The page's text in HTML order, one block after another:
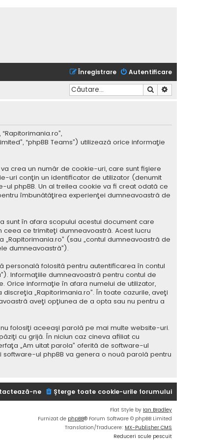
Autentificare
Înregistrare
Căutare
“phpBB Teams”) utilizează orice informaţie
crea un număr de cookie-uri, care sunt fişiere
uri conţin un identificator de utilizator (denumit
ul phpBB. Un al treilea cookie va fi creat odată ce
îmbunătăţirea experienţei dumneavoastră de
sunt în afara scopului acestui document care
ce trimiteţi dumneavoastră. Acest lucru
(sau „contul dumneavoastră de
dumneavoastră”).
personală folosită pentru autentificarea în contul
Informaţiile dumneavoastră pentru contul de
Orice informaţie în afara numelui de utilizator,
„Rapitorimania.ro”. În toate cazurile, aveţi
aveţi opţiunea de a opta sau nu pentru a
folosiţi aceeaşi parolă pe mai multe website-uri.
cu grijă. În niciun caz cineva afiliat cu
„Am uitat parola” oferită de software-ul
ul phpBB va genera o nouă parolă pentru
Şterge toate cookie-urile forumului
ne
Flat Style by Ian Bradley
Furnizat de phpBB® Forum Software © phpBB Limited
Translation/Traducere: MX-Publisher CMS
Reduceri scule pescuit